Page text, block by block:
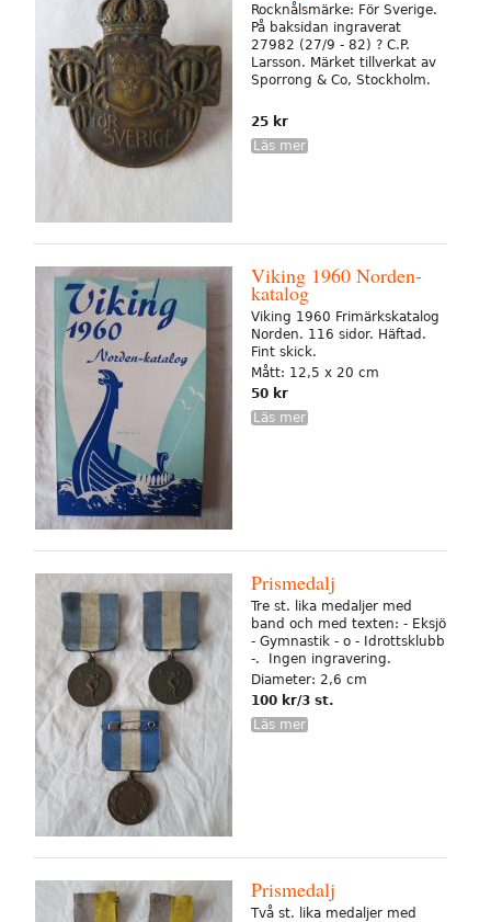
Rocknålsmärke: För Sverige.
På baksidan ingraverat
27982 (27/9 - 82) ? C.P.
Larsson. Märket tillverkat av
Sporrong & Co, Stockholm.
25 kr
Läs mer
Viking 1960 Norden-
katalog
Viking 1960 Frimärkskatalog
Norden. 116 sidor. Häftad.
Fint skick.
Mått: 12,5 x 20 cm
50 kr
Läs mer
Prismedalj
Tre st. lika medaljer med
band och med texten: - Eksjö
- Gymnastik - o - Idrottsklubb
-. Ingen ingravering.
Diameter: 2,6 cm
100 kr/3 st.
Läs mer
Prismedalj
Två st. lika medaljer med